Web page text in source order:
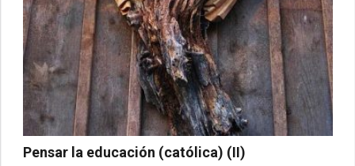
Pensar la educación (católica) (II)